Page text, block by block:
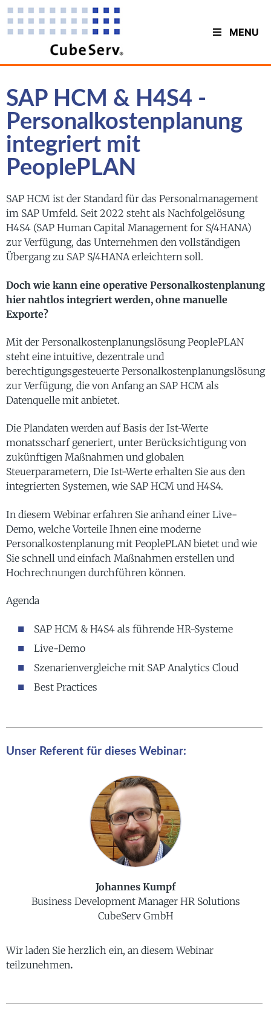
MENU
SAP HCM & H4S4 -
Personalkostenplanung
integriert mit
PeoplePLAN
SAP HCM ist der Standard für das Personalmanagement
im SAP Umfeld. Seit 2022 steht als Nachfolgelösung
H4S4 (SAP Human Capital Management for S/4HANA)
zur Verfügung, das Unternehmen den vollständigen
Übergang zu SAP S/4HANA erleichtern soll.
Doch wie kann eine operative Personalkostenplanung
hier nahtlos integriert werden, ohne manuelle
Exporte?
Mit der Personalkostenplanungslösung PeoplePLAN
steht eine intuitive, dezentrale und
berechtigungsgesteuerte Personalkostenplanungslösung
zur Verfügung, die von Anfang an SAP HCM als
Datenquelle mit anbietet.
Die Plandaten werden auf Basis der Ist-Werte
monatsscharf generiert, unter Berücksichtigung von
zukünftigen Maßnahmen und globalen
Steuerparametern, Die Ist-Werte erhalten Sie aus den
integrierten Systemen, wie SAP HCM und H4S4.
In diesem Webinar erfahren Sie anhand einer Live-
Demo, welche Vorteile Ihnen eine moderne
Personalkostenplanung mit PeoplePLAN bietet und wie
Sie schnell und einfach Maßnahmen erstellen und
Hochrechnungen durchführen können.
Agenda
SAP HCM & H4S4 als führende HR-Systeme
Live-Demo
Szenarienvergleiche mit SAP Analytics Cloud
Best Practices
Unser Referent für dieses Webinar:
Johannes Kumpf
Business Development Manager HR Solutions
CubeServ GmbH
Wir laden Sie herzlich ein, an diesem Webinar
teilzunehmen.